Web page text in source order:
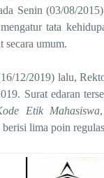
Senin (03/08/
tata
secara umum.
16/12/2019) lalu,
. Surat edaran
Etik Mahasiswa
lima poin